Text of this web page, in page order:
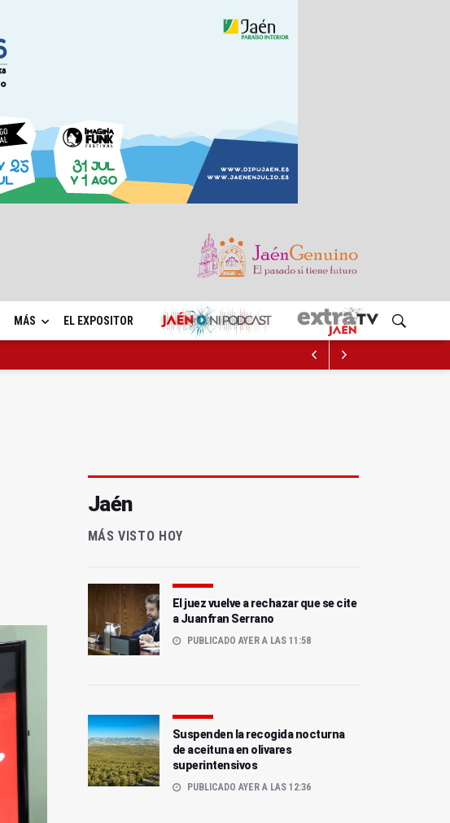
MÁS EL EXPOSITOR
Jaén
MÁS VISTO HOY
El juez vuelve a rechazar que se cite
a Juanfran Serrano
PUBLICADO AYER A LAS 11:58
Suspenden la recogida nocturna
de aceituna en olivares
superintensivos
PUBLICADO AYER A LAS 12:36